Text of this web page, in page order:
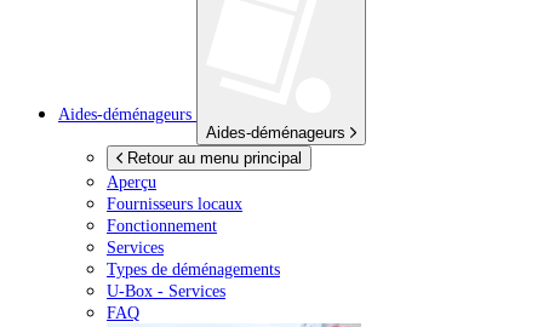
Aides-déménageurs
Aides-déménageurs
Retour au menu principal
Aperçu
Fournisseurs locaux
Fonctionnement
Services
Types de déménagements
U-Box - Services
FAQ